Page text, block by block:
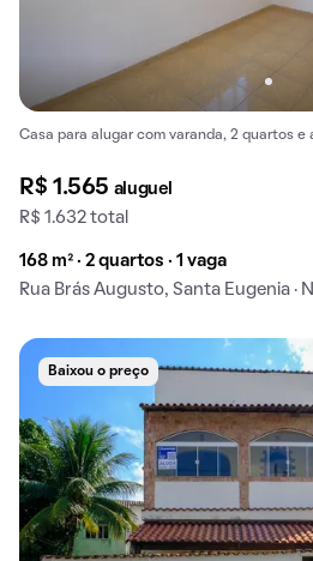
Casa para alugar com varanda, 2 quartos
R$ 1.565 aluguel
R$ 1.632 total
168 m² · 2 quartos · 1 vaga
Rua Brás Augusto, Santa Eugenia ·
Baixou o preço